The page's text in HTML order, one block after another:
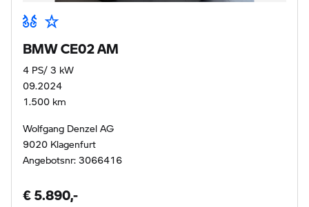
BMW CE02 AM
4 PS/ 3 kW
09.2024
1.500 km
Wolfgang Denzel AG
9020 Klagenfurt
Angebotsnr: 3066416
€ 5.890,-